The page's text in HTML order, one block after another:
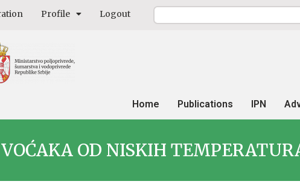
Profile Logout
Home Publications IPN
OD NISKIH